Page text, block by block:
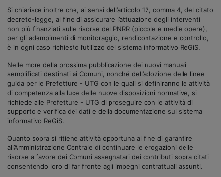
Si chiarisce inoltre che, ai sensi dell’articolo 12, comma 4, del citato
decreto-legge, al fine di assicurare l’attuazione degli interventi
non più finanziati sulle risorse del PNRR (piccole e medie opere),
per gli adempimenti di monitoraggio, rendicontazione e controllo,
è in ogni caso richiesto l’utilizzo del sistema informativo ReGiS.
Nelle more della prossima pubblicazione dei nuovi manuali
semplificati destinati ai Comuni, nonché dell’adozione delle linee
guida per le Prefetture - UTG con le quali si definiranno le attività
di competenza alla luce delle nuove disposizioni normative, si
richiede alle Prefetture - UTG di proseguire con le attività di
supporto e verifica dei dati e della documentazione sul sistema
informativo ReGiS.
Quanto sopra si ritiene attività opportuna al fine di garantire
all’Amministrazione Centrale di continuare le erogazioni delle
risorse a favore dei Comuni assegnatari dei contributi sopra citati
consentendo loro di far fronte agli impegni contrattuali assunti.